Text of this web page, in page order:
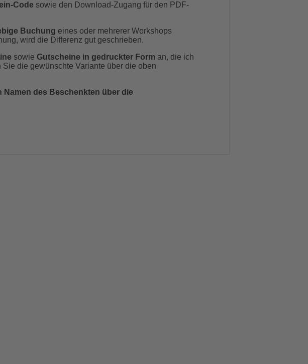
Code sowie den Download-Zugang für den PDF-
Buchung eines oder mehrerer Workshops
wird die Differenz gut geschrieben.
sowie Gutscheine in gedruckter Form an, die ich
die gewünschte Variante über die oben
Namen des Beschenkten über die